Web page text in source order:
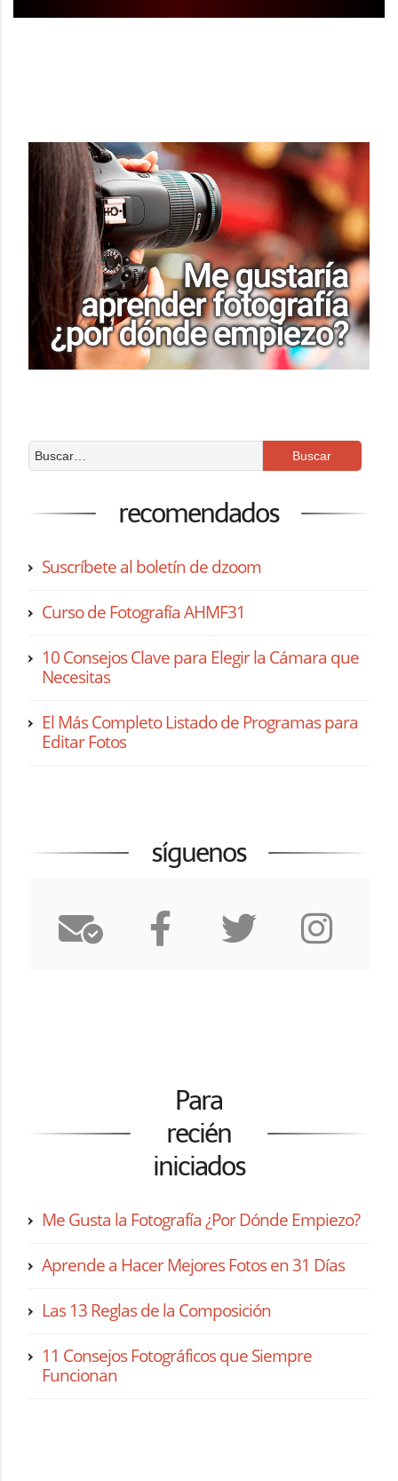
recomendados
Suscríbete al boletín de dzoom
Curso de Fotografía AHMF31
10 Consejos Clave para Elegir la Cámara que
Necesitas
El Más Completo Listado de Programas para
Editar Fotos
síguenos
Para
recién
iniciados
Me Gusta la Fotografía ¿Por Dónde Empiezo?
Aprende a Hacer Mejores Fotos en 31 Días
Las 13 Reglas de la Composición
11 Consejos Fotográficos que Siempre
Funcionan